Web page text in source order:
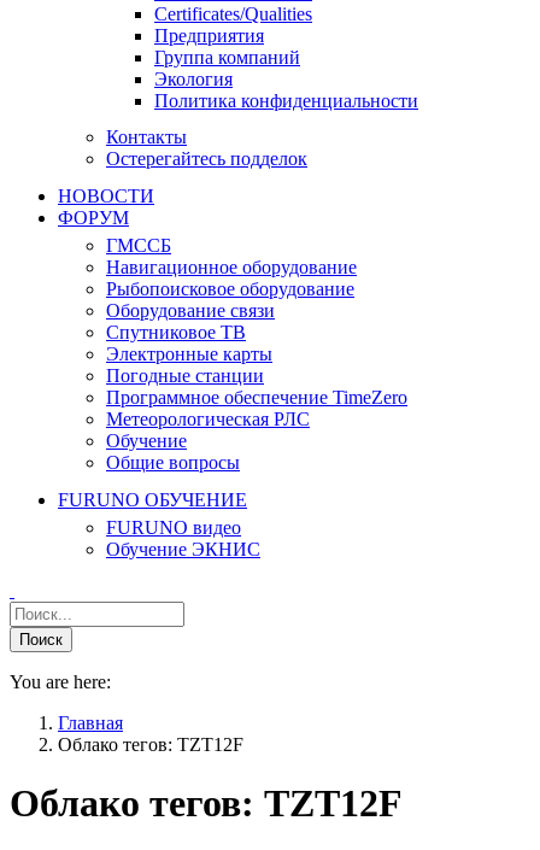
Certificates/Qualities
Предприятия
Группа компаний
Экология
Политика конфиденциальности
Контакты
Остерегайтесь подделок
НОВОСТИ
ФОРУМ
ГМССБ
Навигационное оборудование
Рыбопоисковое оборудование
Оборудование связи
Спутниковое ТВ
Электронные карты
Погодные станции
Программное обеспечение TimeZero
Метеорологическая РЛС
Обучение
Общие вопросы
FURUNO ОБУЧЕНИЕ
FURUNO видео
Обучение ЭКНИС
You are here:
Главная
Облако тегов: TZT12F
Облако тегов: TZT12F